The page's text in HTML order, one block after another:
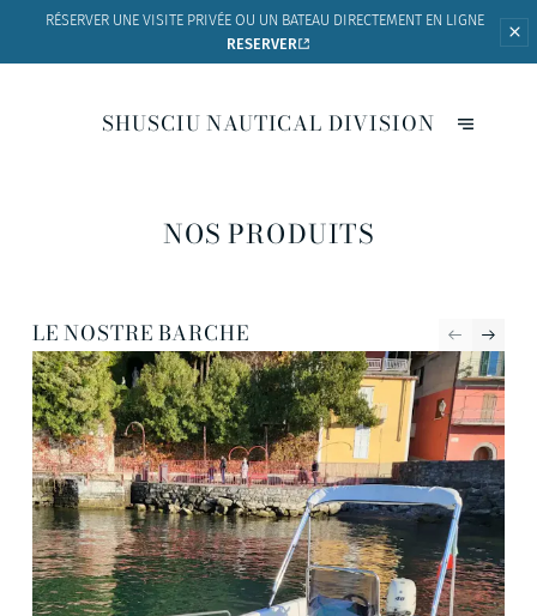
RÉSERVER UNE VISITE PRIVÉE OU UN BATEAU DIRECTEMENT EN LIGNE
RESERVER
SHUSCIU NAUTICAL DIVISION
NOS PRODUITS
LE NOSTRE BARCHE